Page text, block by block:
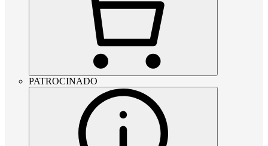
PATROCINADO